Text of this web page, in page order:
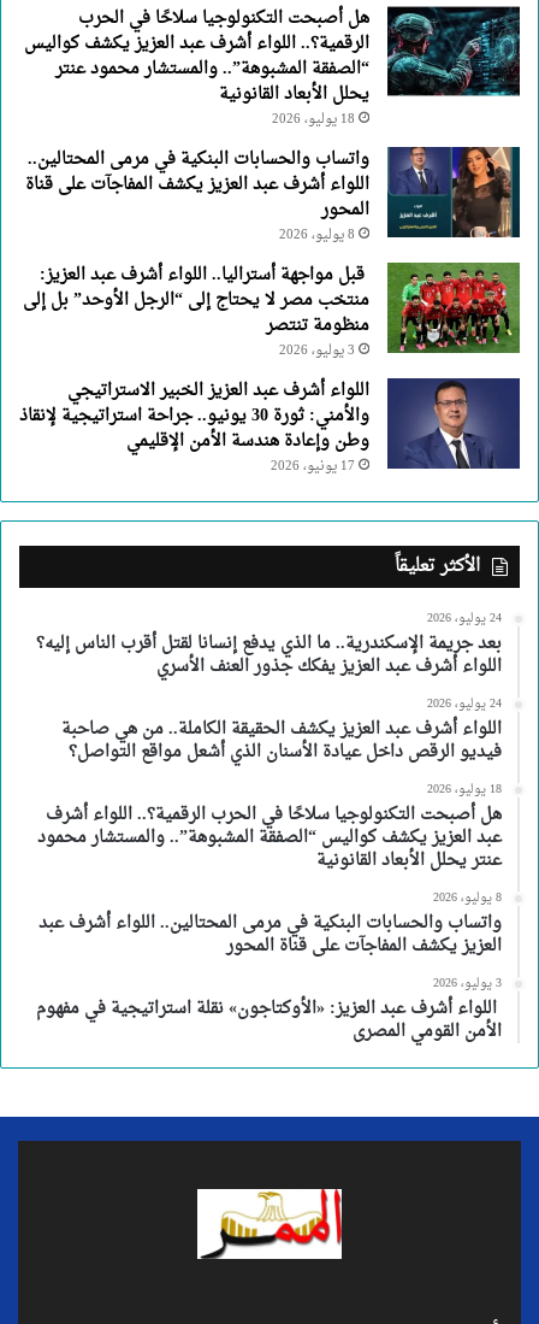
هل أصبحت التكنولوجيا سلاحًا في الحرب
الرقمية؟.. اللواء أشرف عبد العزيز يكشف كواليس
“الصفقة المشبوهة”.. والمستشار محمود عنتر
يحلل الأبعاد القانونية
18 يوليو، 2026
واتساب والحسابات البنكية في مرمى المحتالين..
اللواء أشرف عبد العزيز يكشف المفاجآت على قناة
المحور
8 يوليو، 2026
قبل مواجهة أستراليا.. اللواء أشرف عبد العزيز:
منتخب مصر لا يحتاج إلى “الرجل الأوحد” بل إلى
منظومة تنتصر
3 يوليو، 2026
اللواء أشرف عبد العزيز الخبير الاستراتيجي
والأمني: ثورة 30 يونيو.. جراحة استراتيجية لإنقاذ
وطن وإعادة هندسة الأمن الإقليمي
17 يونيو، 2026
الأكثر تعليقاً
24 يوليو، 2026
بعد جريمة الإسكندرية.. ما الذي يدفع إنسانا لقتل أقرب الناس إليه؟
اللواء أشرف عبد العزيز يفكك جذور العنف الأسري
24 يوليو، 2026
اللواء أشرف عبد العزيز يكشف الحقيقة الكاملة.. من هي صاحبة
فيديو الرقص داخل عيادة الأسنان الذي أشعل مواقع التواصل؟
18 يوليو، 2026
هل أصبحت التكنولوجيا سلاحًا في الحرب الرقمية؟.. اللواء أشرف
عبد العزيز يكشف كواليس “الصفقة المشبوهة”.. والمستشار محمود
عنتر يحلل الأبعاد القانونية
8 يوليو، 2026
واتساب والحسابات البنكية في مرمى المحتالين.. اللواء أشرف عبد
العزيز يكشف المفاجآت على قناة المحور
3 يوليو، 2026
اللواء أشرف عبد العزيز: «الأوكتاجون» نقلة استراتيجية في مفهوم
الأمن القومي المصرى